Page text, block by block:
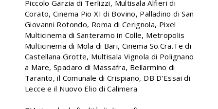
Piccolo Garzia di Terlizzi, Multisala Alfieri di
Corato, Cinema Pio XI di Bovino, Palladino di San
Giovanni Rotondo, Roma di Cerignola, Pixel
Multicinema di Santeramo in Colle, Metropolis
Multicinema di Mola di Bari, Cinema So.Cra.Te di
Castellana Grotte, Multisala Vignola di Polignano
a Mare, Spadaro di Massafra, Bellarmino di
Taranto, il Comunale di Crispiano, DB D’Essai di
Lecce e il Nuovo Elio di Calimera